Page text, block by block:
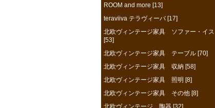
ROOM and more [13]
teraviiva テラヴィーバ [17]
北欧ヴィンテージ家具 ソファー・イス
[53]
北欧ヴィンテージ家具 テーブル [70]
北欧ヴィンテージ家具 収納 [58]
北欧ヴィンテージ家具 照明 [8]
北欧ヴィンテージ家具 その他 [8]
北欧ヴィンテージ 陶器 [32]